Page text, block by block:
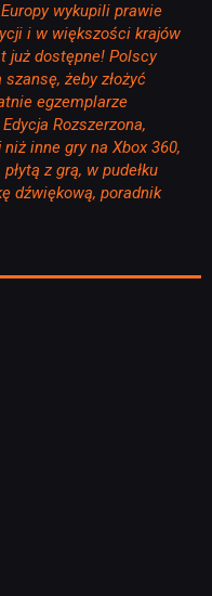
wykupili prawie
i w większości krajów
już dostępne! Polscy
żeby złożyć
egzemplarze
Rozszerzona,
inne gry na Xbox 360,
z grą, w pudełku
dźwiękową, poradnik